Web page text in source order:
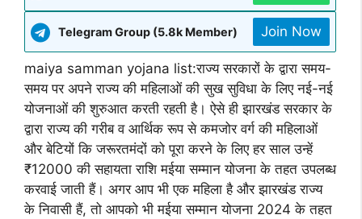
Telegram Group (5.8k Member) Join Now
maiya samman yojana list:राज्य सरकारों के द्वारा समय-
समय पर अपने राज्य की महिलाओं की सुख सुविधा के लिए नई-नई
योजनाओं की शुरुआत करती रहती है। ऐसे ही झारखंड सरकार के
द्वारा राज्य की गरीब व आर्थिक रूप से कमजोर वर्ग की महिलाओं
और बेटियों कि जरूरतमंदों को पूरा करने के लिए हर साल उन्हें
₹12000 की सहायता राशि मईया सम्मान योजना के तहत उपलब्ध
करवाई जाती हैं। अगर आप भी एक महिला है और झारखंड राज्य
के निवासी हैं, तो आपको भी मईया सम्मान योजना 2024 के तहत